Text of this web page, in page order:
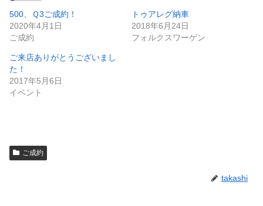
500、Ｑ3ご成約！
2020年4月1日
ご成約
トゥアレグ納車
2018年6月24日
フォルクスワーゲン
ご来店ありがとうございまし
た！
2017年5月6日
イベント
ご成約
takashi